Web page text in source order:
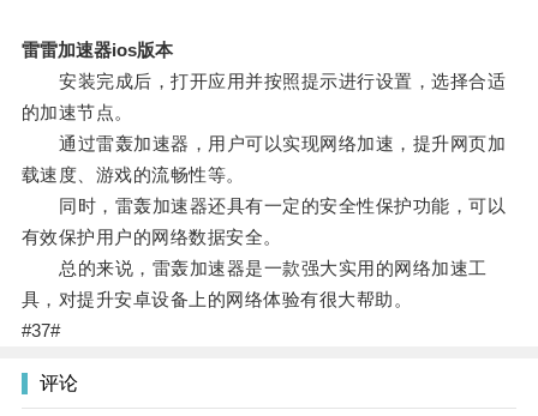
雷雷加速器ios版本
安装完成后，打开应用并按照提示进行设置，选择合适
的加速节点。
通过雷轰加速器，用户可以实现网络加速，提升网页加
载速度、游戏的流畅性等。
同时，雷轰加速器还具有一定的安全性保护功能，可以
有效保护用户的网络数据安全。
总的来说，雷轰加速器是一款强大实用的网络加速工
具，对提升安卓设备上的网络体验有很大帮助。
#37#
评论